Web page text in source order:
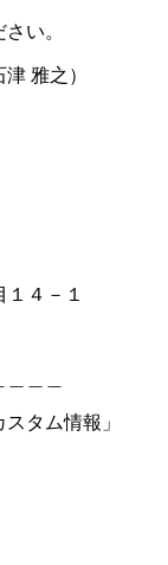
い。
雅之）
４－１
タム情報」